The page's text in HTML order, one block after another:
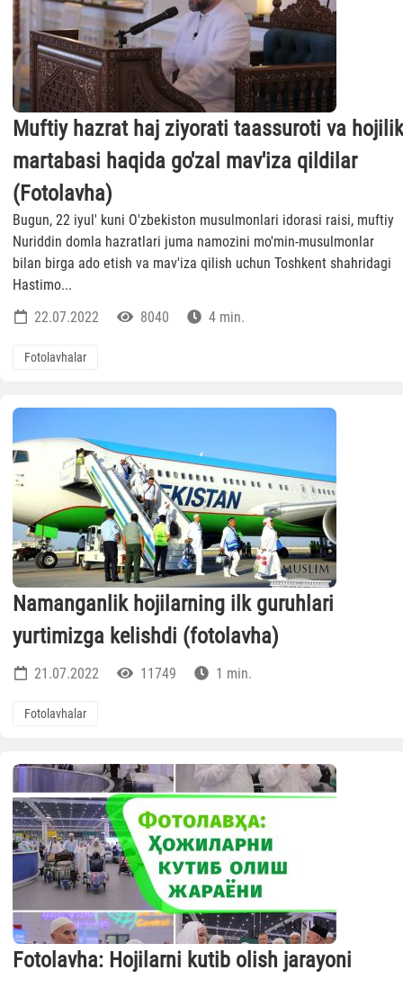
Muftiy hazrat haj ziyorati taassuroti va hojilik
martabasi haqida go'zal mav'iza qildilar
(Fotolavha)
Bugun, 22 iyul' kuni O'zbekiston musulmonlari idorasi raisi, muftiy
Nuriddin domla hazratlari juma namozini mo'min-musulmonlar
bilan birga ado etish va mav'iza qilish uchun Toshkent shahridagi
Hastimo...
22.07.2022
8040 4 min.
Fotolavhalar
Namanganlik hojilarning ilk guruhlari
yurtimizga kelishdi (fotolavha)
21.07.2022 11749 1 min.
Fotolavhalar
Fotolavha: Hojilarni kutib olish jarayoni